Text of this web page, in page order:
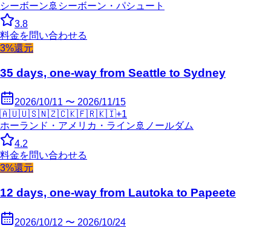
シーボーン 🚢 シーボーン・パシュート
3.8
料金を問い合わせる
3%還元
35 days, one-way from Seattle to Sydney
2026/10/11 〜 2026/11/15
🇦🇺🇺🇸🇳🇿🇨🇰🇫🇷🇰🇮+1
ホーランド・アメリカ・ライン🚢 ノールダム
4.2
料金を問い合わせる
3%還元
12 days, one-way from Lautoka to Papeete
2026/10/12 〜 2026/10/24